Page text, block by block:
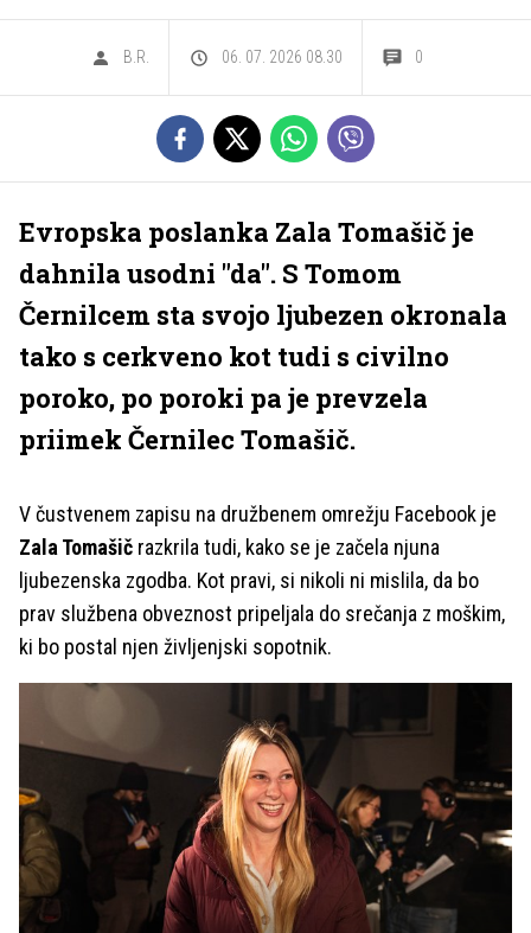
B.R. 06. 07. 2026 08.30 0
Evropska poslanka Zala Tomašič je
dahnila usodni "da". S Tomom
Černilcem sta svojo ljubezen okronala
tako s cerkveno kot tudi s civilno
poroko, po poroki pa je prevzela
priimek Černilec Tomašič.
V čustvenem zapisu na družbenem omrežju Facebook je
Zala Tomašič razkrila tudi, kako se je začela njuna
ljubezenska zgodba. Kot pravi, si nikoli ni mislila, da bo
prav službena obveznost pripeljala do srečanja z moškim,
ki bo postal njen življenjski sopotnik.